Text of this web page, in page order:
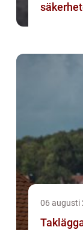
06 augusti
Takläggare